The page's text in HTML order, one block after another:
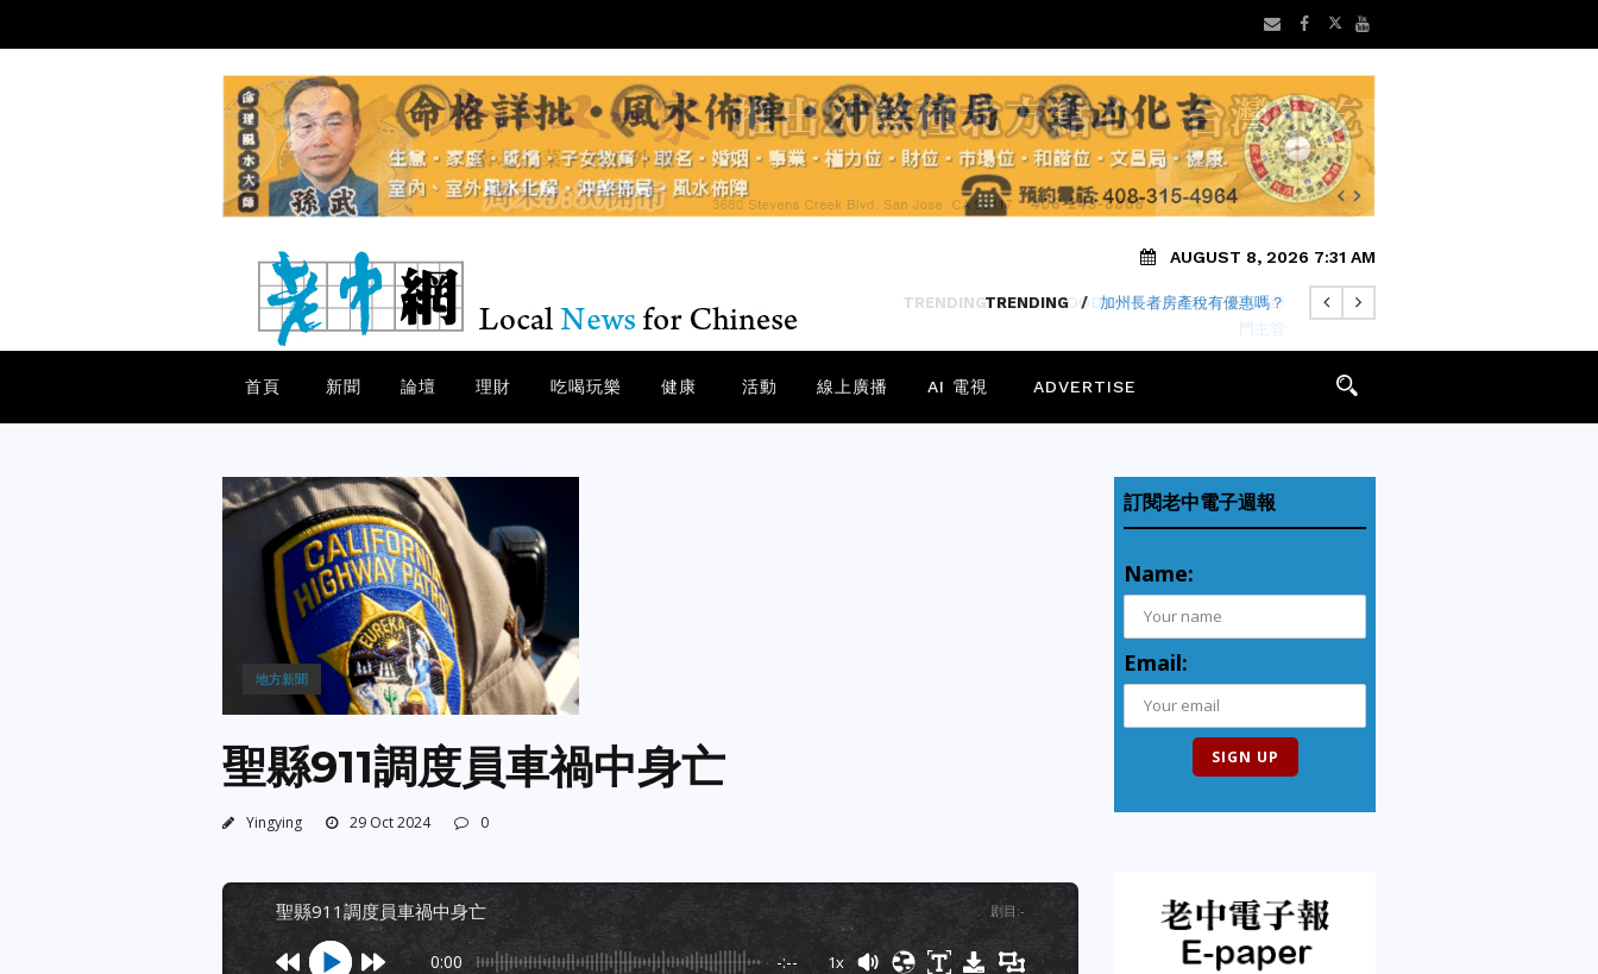
AUGUST 8, 2026 7:31 AM
TRENDING /
REDWOOD CITY 晉升兩位資深公務部
門主管
首頁 新聞 論壇 理財 吃喝玩樂 健康 活動 線上廣播 AI 電視 ADVERTISE
地方新聞
聖縣911調度員車禍中身亡
Yingying 29 Oct 2024 0
聖縣911調度員車禍中身亡 剧目 :-
0:00 -:-- 1x
訂閱老中電子週報
Name:
Email: